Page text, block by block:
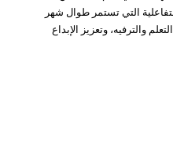
التي تستمر طوال شهر
والترفيه، وتعزيز الإبداع